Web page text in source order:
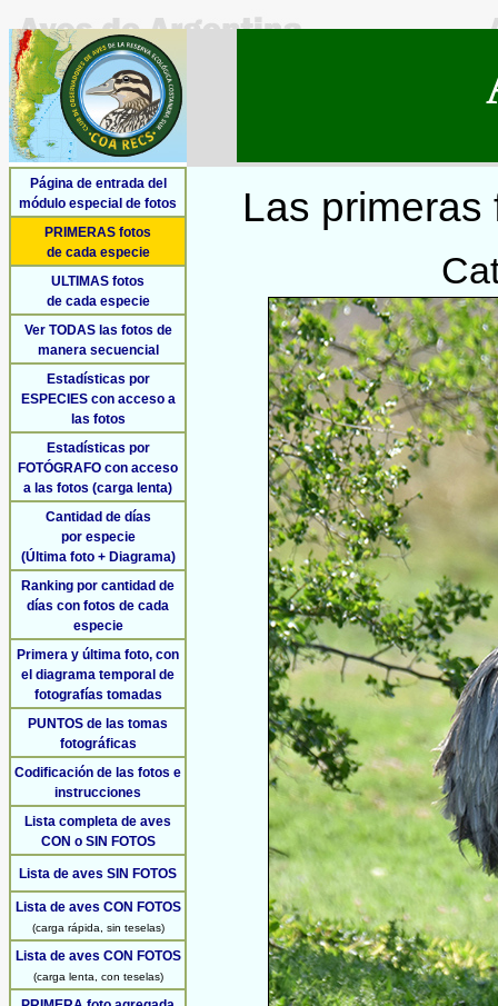
Página de entrada del
módulo especial de fotos
PRIMERAS fotos
de cada especie
ULTIMAS fotos
de cada especie
Ver TODAS las fotos de
manera secuencial
Estadísticas por
ESPECIES con acceso a
las fotos
Estadísticas por
FOTÓGRAFO con acceso
a las fotos (carga lenta)
Cantidad de días
por especie
(Última foto + Diagrama)
Ranking por cantidad de
días con fotos de cada
especie
Primera y última foto, con
el diagrama temporal de
fotografías tomadas
PUNTOS de las tomas
fotográficas
Codificación de las fotos e
instrucciones
Lista completa de aves
CON o SIN FOTOS
Lista de aves SIN FOTOS
Lista de aves CON FOTOS
(carga rápida, sin teselas)
Lista de aves CON FOTOS
(carga lenta, con teselas)
Las